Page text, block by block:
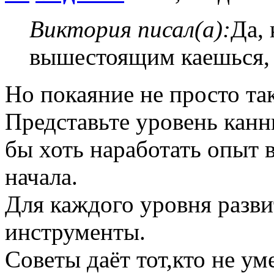
Виктория писал(а):Да,
вышестоящим каешься,
Но покаяние не просто
Представьте уровень
бы хоть наработать опыт
начала.
Для каждого уровня
инструменты.
Советы даёт тот,кто не